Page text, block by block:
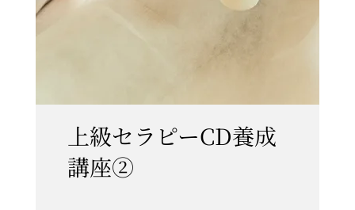
上級セラピーCD養成
講座②